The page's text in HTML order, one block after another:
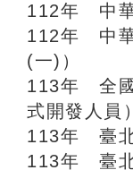
112年 中華
112年 中華
(一)）
113年 全國
式開發人員）
113年 臺北
113年 臺北